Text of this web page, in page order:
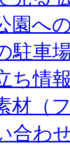
園へ
駐車
ち情報
材（フ
合わ